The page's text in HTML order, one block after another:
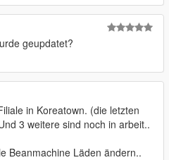
geupdatet?
in Koreatown. (die letzten
3 weitere sind noch in arbeit..
Beanmachine Läden ändern..